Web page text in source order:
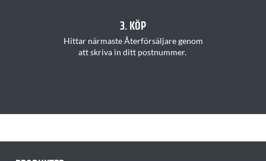
3. KÖP
Hittarnärmaste Återförsäljare genom
att skriva in ditt postnummer.